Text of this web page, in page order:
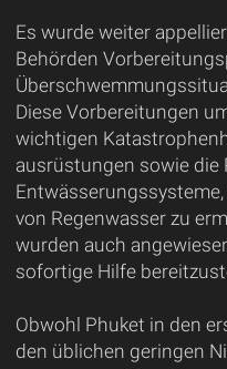
Es wurde weiter
Behörden
Diese Vorbereitungen
wichtigen
ausrüstungen sowie die
von Regenwasser zu
wurden auch
sofortige Hilfe
Obwohl Phuket in den
den üblichen geringen